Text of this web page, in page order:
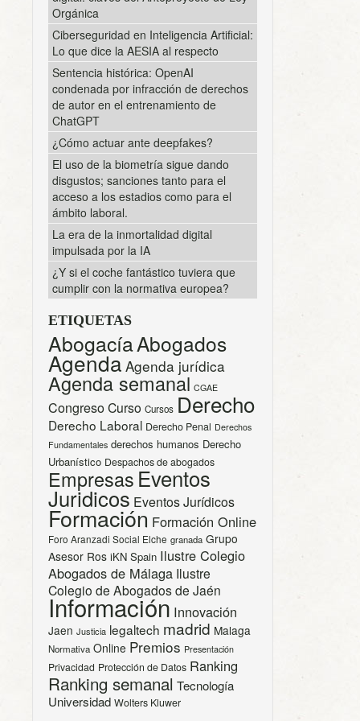
Orgánica
Ciberseguridad en Inteligencia Artificial:
Lo que dice la AESIA al respecto
Sentencia histórica: OpenAI
condenada por infracción de derechos
de autor en el entrenamiento de
ChatGPT
¿Cómo actuar ante deepfakes?
El uso de la biometría sigue dando
disgustos; sanciones tanto para el
acceso a los estadios como para el
ámbito laboral.
La era de la inmortalidad digital
impulsada por la IA
¿Y si el coche fantástico tuviera que
cumplir con la normativa europea?
ETIQUETAS
AbogacíaAbogados
Agenda Agenda jurídica
Agenda semanal CGAE
CongresoCurso Cursos Derecho
Derecho Laboral Derecho Penal Derechos
Fundamentales derechos humanos Derecho
Urbanístico Despachos de abogados
Empresas Eventos
Juridicos Eventos Jurídicos
Formación Formación Online
Foro Aranzadi Social Elche granada Grupo
Asesor Ros iKN Spain Ilustre Colegio
Abogados de Málaga Ilustre
Colegio de Abogados de Jaén
Información Innovación
Jaen Justicia legaltech madrid Malaga
Normativa Online Premios Presentación
Privacidad Protección de Datos Ranking
Ranking semanal Tecnología
Universidad Wolters Kluwer